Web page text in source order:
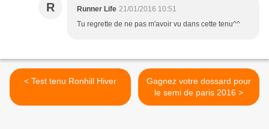
R Runner Life 21/01/2016 10:51
Tu regrette de ne pas m'avoir vu dans cette tenu^^
< Test tenu Ronhill Hiver
Gagnez votre dossard pour
le semi de paris 2016 >